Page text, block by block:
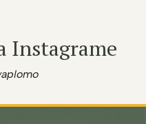
Instagrame